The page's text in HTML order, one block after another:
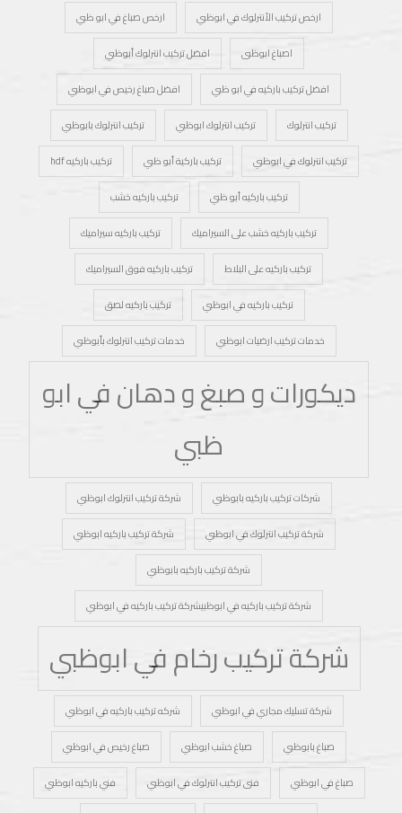
ارخص تركيب الأنترلوك في ابوظبي
ارخص صباغ في ابو ظبي
اصباغ ابوظبى
افضل تركيب انترلوك أبوظبي
افضل تركيب باركيه في ابو ظبي
افضل صباغ رخيص في ابوظبي
تركيب انترلوك
تركيب انترلوك ابوظبي
تركيب انترلوك بابوظبي
تركيب انترلوك في ابوظبي
تركيب باركية أبو ظبي
تركيب باركيه hdf
تركيب باركيه أبو ظبي
تركيب باركيه خشب
تركيب باركيه خشب على السيراميك
تركيب باركيه سيراميك
تركيب باركيه على البلاط
تركيب باركيه فوق السيراميك
تركيب باركيه في ابوظبي
تركيب باركيه لصق
خدمات تركيب ارضيات ابوظبي
خدمات تركيب انترلوك بأبوظبي
ديكورات و صبغ و دهان في ابو
ظبي
شركات تركيب باركيه بابوظبي
شركة تركيب انترلوك ابوظبي
شركة تركيب انترلوك في ابوظبي
شركة تركيب باركيه ابوظبي
شركة تركيب باركيه بابوظبي
شركة تركيب باركيه في ابوظبيشركة تركيب باركيه في ابوظبي
شركة تركيب رخام في ابوظبي
شركة تسليك مجاري في ابوظبي
شركه تركيب باركيه في ابوظبي
صباغ بابوظبي
صباغ خشب ابوظبي
صباغ رخيص في ابوظبي
صباغ في ابوظبي
فنى تركيب انترلوك في ابوظبي
فني باركيه ابوظبي